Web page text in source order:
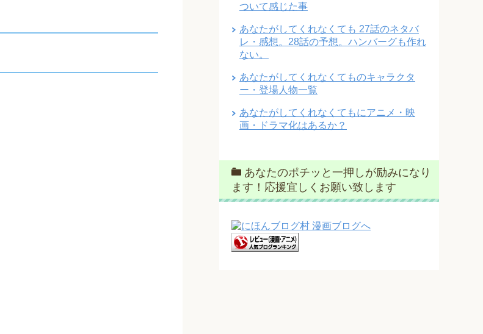
ついて感じた事
あなたがしてくれなくても 27話のネタバ
レ・感想。28話の予想。ハンバーグも作れ
ない。
あなたがしてくれなくてものキャラクタ
ー・登場人物一覧
あなたがしてくれなくてもにアニメ・映
画・ドラマ化はあるか？
あなたのポチッと一押しが励みになり
ます！応援宜しくお願い致します